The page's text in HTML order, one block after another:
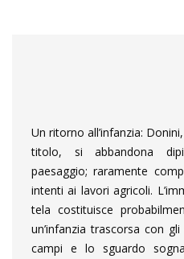
Un ritorno all’infanzia:
titolo, si abbandona
paesaggio; raramente
intenti ai lavori agricoli.
tela costituisce
un’infanzia trascorsa con
campi e lo sguardo